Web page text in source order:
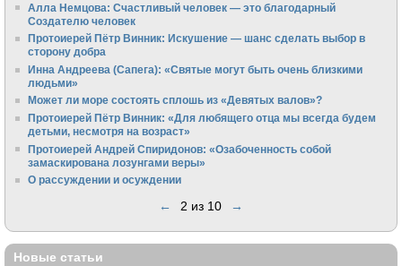
Алла Немцова: Счастливый человек — это благодарный
Создателю человек
Протоиерей Пётр Винник: Искушение — шанс сделать выбор в
сторону добра
Инна Андреева (Сапега): «Святые могут быть очень близкими
людьми»
Может ли море состоять сплошь из «Девятых валов»?
Протоиерей Пётр Винник: «Для любящего отца мы всегда будем
детьми, несмотря на возраст»
Протоиерей Андрей Спиридонов: «Озабоченность собой
замаскирована лозунгами веры»
О рассуждении и осуждении
← 2 из 10 →
Новые статьи